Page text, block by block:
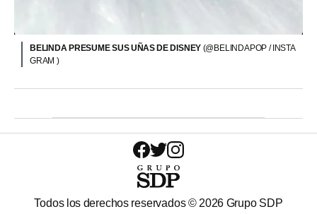
BELINDA PRESUME SUS UÑAS DE DISNEY (@BELINDAPOP / INSTA
GRAM )
Todos los derechos reservados © 2026 Grupo SDP